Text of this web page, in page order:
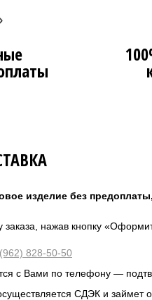
изделие без
нажав кнопку
828-50-50
с Вами по телефону —
СДЭК и